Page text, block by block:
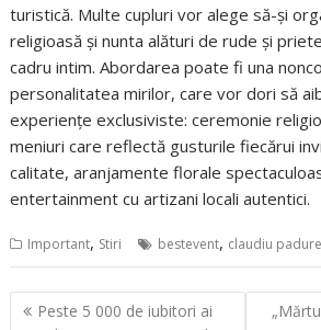
turistică. Multe cupluri vor alege să-și
religioasă și nunta alături de rude și
cadru intim. Abordarea poate fi una
personalitatea mirilor, care vor dori să
experiențe exclusiviste: ceremonie
meniuri care reflectă gusturile fiecărui
calitate, aranjamente florale
entertainment cu artizani locali autentici.
Important, Stiri bestevent, claudiu
Navigare
Peste 5 000 de iubitori ai